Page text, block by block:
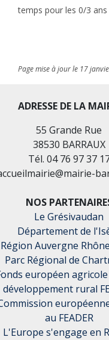
temps pour les 0/3 ans
Page mise à jour le 17
ADRESSE DE LA
55 Grande Rue
38530 BARRAUX
Tél. 04 76 97 37
NOS
Le Grésivaudan
Département de
Région Auvergne
Parc Régional de
européen
développement rural
au FEADER
L'Europe s'engage en